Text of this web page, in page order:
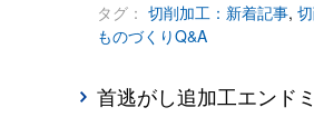
タグ： 切削加工：新着記事,
ものづくりQ&A
首逃がし追加工エンド